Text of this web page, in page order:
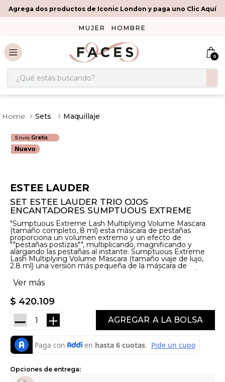
Agrega dos productos de Iconic London y paga uno Clic Aquí
MUJER HOMBRE
0
¿Qué estás buscando?
Sets Maquillaje
Envío Gratis
ESTEE LAUDER
SET ESTEE LAUDER TRIO OJOS
ENCANTADORES SUMPTUOUS EXTREME
"Sumptuous Extreme Lash Multiplying Volume Mascara
(tamaño completo, 8 ml) esta máscara de pestañas
proporciona un volumen extremo y un efecto de
""pestañas postizas"", multiplicando, magnificando y
alargando las pestañas al instante. Sumptuous Extreme
Lash Multiplying Volume Mascara (tamaño viaje de lujo,
2.8 ml) una versión más pequeña de la máscara de
pestañas para llevar en el bolso o de viaje. Smoke and
Brighten Kajal Eyeliner Duo (tamaño completo, 1.2 g) un
delineador de ojos con dos tonos contrastantes un negro
para iluminar la mirada."
Ver más
$ 420.109
＋
－ AGREGAR
Opciones de entrega: